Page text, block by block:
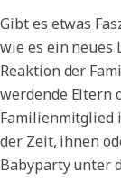
Gibt es etwas
wie es ein neues
Reaktion der
werdende Eltern
Familienmitglied
der Zeit, ihnen
Babyparty unter